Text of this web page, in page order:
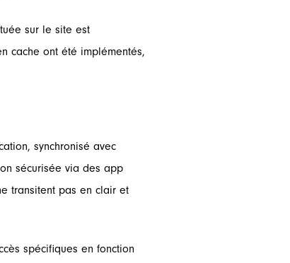
sur le site est
cache ont été implémentés,
synchronisé avec
sécurisée via des app
transitent pas en clair et
spécifiques en fonction